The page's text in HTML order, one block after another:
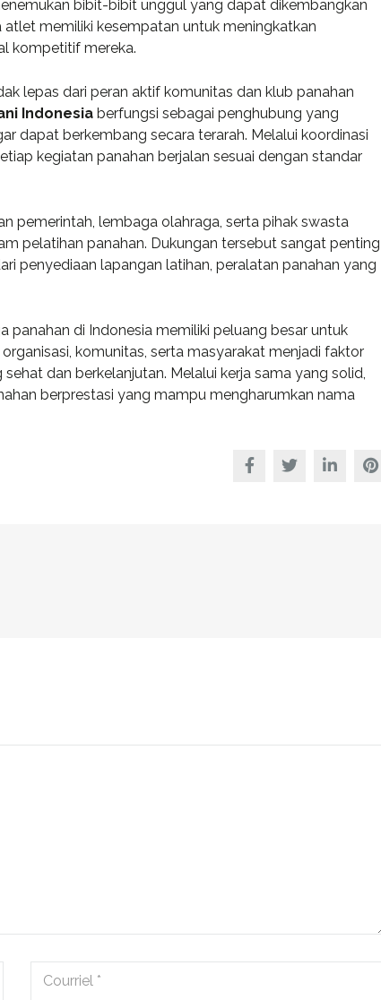
bibit-bibit unggul yang dapat dikembangkan
memiliki kesempatan untuk meningkatkan
kompetitif mereka.
lepas dari peran aktif komunitas dan klub panahan
Indonesia berfungsi sebagai penghubung yang
dapat berkembang secara terarah. Melalui koordinasi
kegiatan panahan berjalan sesuai dengan standar
pemerintah, lembaga olahraga, serta pihak swasta
pelatihan panahan. Dukungan tersebut sangat penting
penyediaan lapangan latihan, peralatan panahan yang
panahan di Indonesia memiliki peluang besar untuk
komunitas, serta masyarakat menjadi faktor
dan berkelanjutan. Melalui kerja sama yang solid,
berprestasi yang mampu mengharumkan nama
«Consulting WordPress
Theme is the way to go for
financial institutions. We
orien...
Victoria Porter
CTO at Smarty PTY